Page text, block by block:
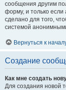
сообщения другим
форму, и только
сделано для того,
системой
Вернуться к
Создание
Как мне создать
Для создания новой